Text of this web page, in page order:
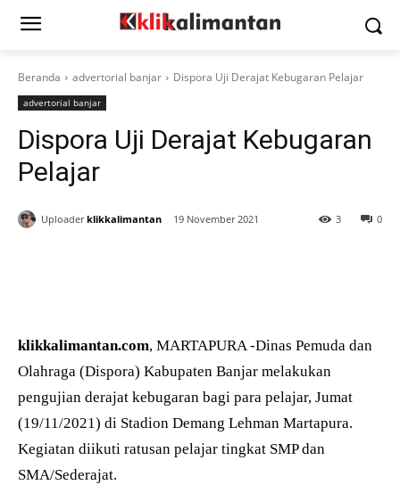
Beranda advertorial banjar Dispora Uji Derajat Kebugaran Pelajar
advertorial banjar
Dispora Uji Derajat Kebugaran
Pelajar
Uploader klikkalimantan 19 November 2021 0
3
klikkalimantan.com, MARTAPURA -Dinas Pemuda dan
Olahraga (Dispora) Kabupaten Banjar melakukan
pengujian derajat kebugaran bagi para pelajar, Jumat
(19/11/2021) di Stadion Demang Lehman Martapura.
Kegiatan diikuti ratusan pelajar tingkat SMP dan
SMA/Sederajat.